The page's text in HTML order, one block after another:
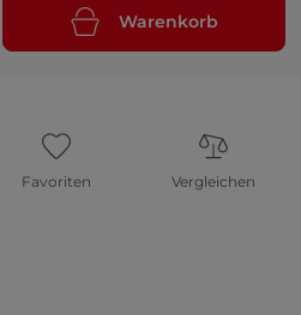
Warenkorb
Favoriten Vergleichen